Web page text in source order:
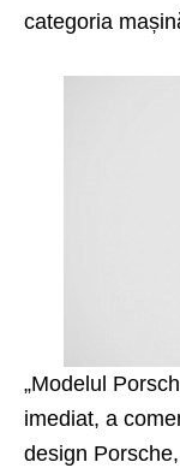
categoria
„Modelul
imediat, a
design